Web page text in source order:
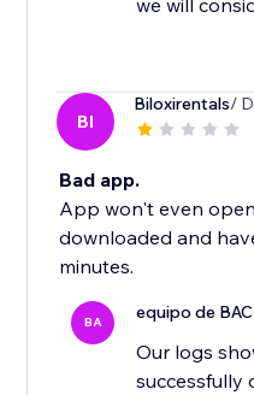
we will
BI
Biloxirentals/
Bad app.
App won't even
downloaded and
minutes.
BA equipo de
Our logs
successfully